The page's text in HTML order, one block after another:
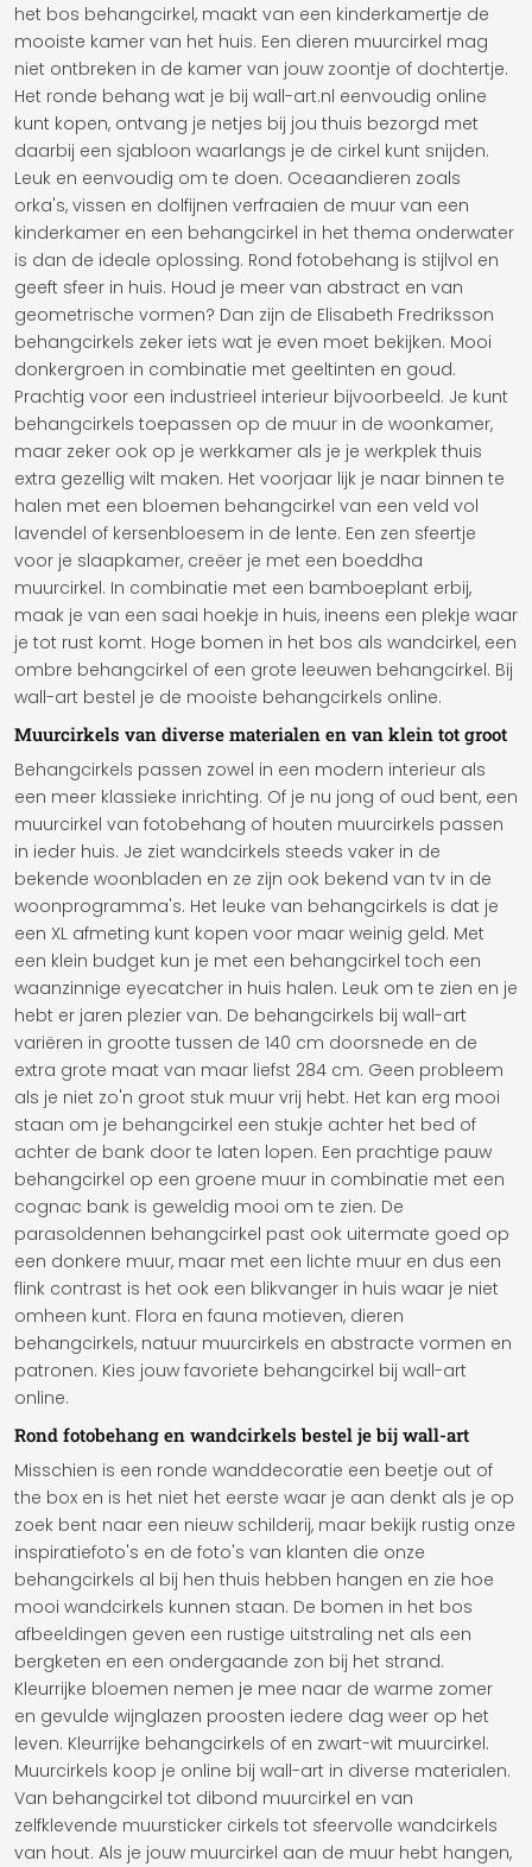
het bos behangcirkel, maakt van een kinderkamertje de
mooiste kamer van het huis. Een dieren muurcirkel mag
niet ontbreken in de kamer van jouw zoontje of dochtertje.
Het ronde behang wat je bij wall-art.nl eenvoudig online
kunt kopen, ontvang je netjes bij jou thuis bezorgd met
daarbij een sjabloon waarlangs je de cirkel kunt snijden.
Leuk en eenvoudig om te doen. Oceaandieren zoals
orka's, vissen en dolfijnen verfraaien de muur van een
kinderkamer en een behangcirkel in het thema onderwater
is dan de ideale oplossing. Rond fotobehang is stijlvol en
geeft sfeer in huis. Houd je meer van abstract en van
geometrische vormen? Dan zijn de Elisabeth Fredriksson
behangcirkels zeker iets wat je even moet bekijken. Mooi
donkergroen in combinatie met geeltinten en goud.
Prachtig voor een industrieel interieur bijvoorbeeld. Je kunt
behangcirkels toepassen op de muur in de woonkamer,
maar zeker ook op je werkkamer als je je werkplek thuis
extra gezellig wilt maken. Het voorjaar lijk je naar binnen te
halen met een bloemen behangcirkel van een veld vol
lavendel of kersenbloesem in de lente. Een zen sfeertje
voor je slaapkamer, creëer je met een boeddha
muurcirkel. In combinatie met een bamboeplant erbij,
maak je van een saai hoekje in huis, ineens een plekje waar
je tot rust komt. Hoge bomen in het bos als wandcirkel, een
ombre behangcirkel of een grote leeuwen behangcirkel. Bij
wall-art bestel je de mooiste behangcirkels online.
Muurcirkels van diverse materialen en van klein tot groot
Behangcirkels passen zowel in een modern interieur als
een meer klassieke inrichting. Of je nu jong of oud bent, een
muurcirkel van fotobehang of houten muurcirkels passen
in ieder huis. Je ziet wandcirkels steeds vaker in de
bekende woonbladen en ze zijn ook bekend van tv in de
woonprogramma's. Het leuke van behangcirkels is dat je
een XL afmeting kunt kopen voor maar weinig geld. Met
een klein budget kun je met een behangcirkel toch een
waanzinnige eyecatcher in huis halen. Leuk om te zien en je
hebt er jaren plezier van. De behangcirkels bij wall-art
variëren in grootte tussen de 140 cm doorsnede en de
extra grote maat van maar liefst 284 cm. Geen probleem
als je niet zo'n groot stuk muur vrij hebt. Het kan erg mooi
staan om je behangcirkel een stukje achter het bed of
achter de bank door te laten lopen. Een prachtige pauw
behangcirkel op een groene muur in combinatie met een
cognac bank is geweldig mooi om te zien. De
parasoldennen behangcirkel past ook uitermate goed op
een donkere muur, maar met een lichte muur en dus een
flink contrast is het ook een blikvanger in huis waar je niet
omheen kunt. Flora en fauna motieven, dieren
behangcirkels, natuur muurcirkels en abstracte vormen en
patronen. Kies jouw favoriete behangcirkel bij wall-art
online.
Rond fotobehang en wandcirkels bestel je bij wall-art
Misschien is een ronde wanddecoratie een beetje out of
the box en is het niet het eerste waar je aan denkt als je op
zoek bent naar een nieuw schilderij, maar bekijk rustig onze
inspiratiefoto's en de foto's van klanten die onze
behangcirkels al bij hen thuis hebben hangen en zie hoe
mooi wandcirkels kunnen staan. De bomen in het bos
afbeeldingen geven een rustige uitstraling net als een
bergketen en een ondergaande zon bij het strand.
Kleurrijke bloemen nemen je mee naar de warme zomer
en gevulde wijnglazen proosten iedere dag weer op het
leven. Kleurrijke behangcirkels of en zwart-wit muurcirkel.
Muurcirkels koop je online bij wall-art in diverse materialen.
Van behangcirkel tot dibond muurcirkel en van
zelfklevende muursticker cirkels tot sfeervolle wandcirkels
van hout. Als je jouw muurcirkel aan de muur hebt hangen,